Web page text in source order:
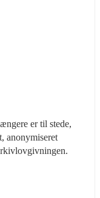
er til stede,
anonymiseret